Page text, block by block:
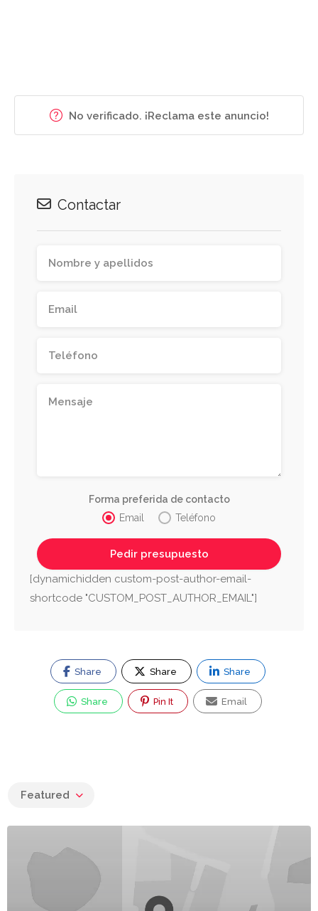
No verificado. ¡Reclama este anuncio!
Contactar
Forma preferida de contacto
Email
Teléfono
[dynamichidden custom-post-author-email-
shortcode "CUSTOM_POST_AUTHOR_EMAIL"]
Share Share Share
Share Pin It Email
Featured